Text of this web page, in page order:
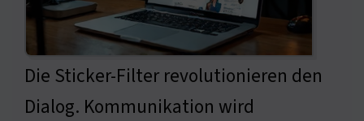
Die Sticker-Filter revolutionieren den
Dialog. Kommunikation wird